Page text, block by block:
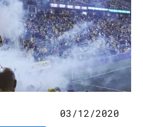
03/12/2020